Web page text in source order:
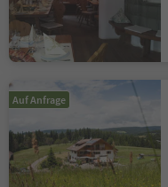
Auf Anfrage